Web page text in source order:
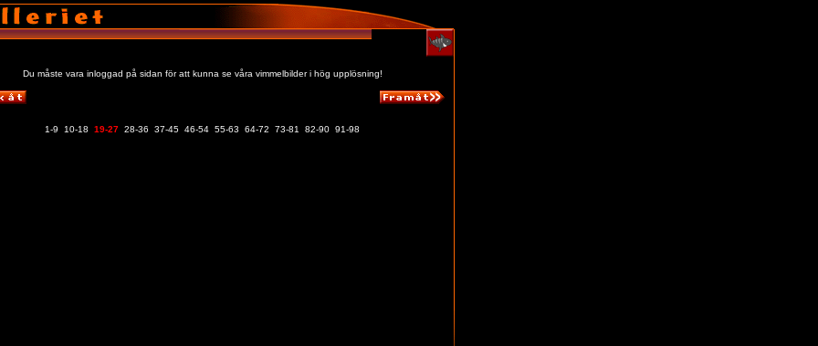
Du måste vara inloggad på sidan för att kunna se våra vimmelbilder i hög upplösning!
1-9
10-18 19-27 28-36 37-45 46-54 55-63 64-72 73-81 82-90 91-98